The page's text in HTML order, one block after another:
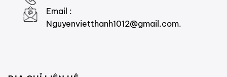
Email :
Nguyenvietthanh1012@gmail.com.